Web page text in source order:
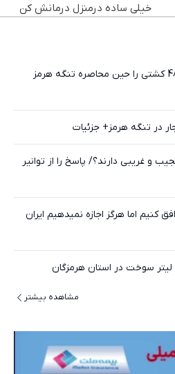
خیلی ساده درمنزل درمانش کن
فوری/ سنتکام ادعا کرد مسیر 48 کشتی را حین محاصره تنگه هرمز
در تنگه هرمز+ جزئیات
و غریبی دارند؟/ پاسخ را از توانیر
کنیم اما هرگز اجازه نمیدهیم ایران
مشاهده بیشتر